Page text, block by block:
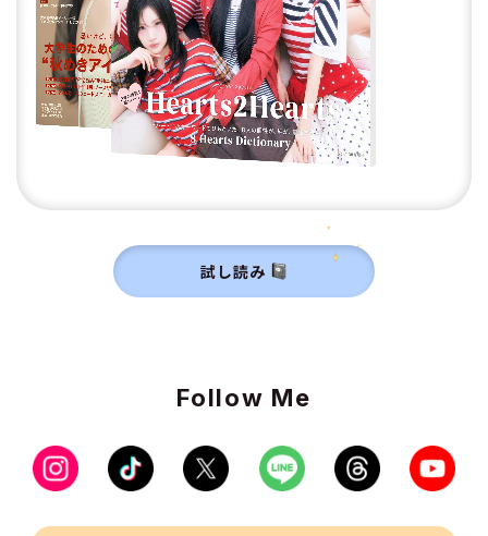
試し読み
Follow Me